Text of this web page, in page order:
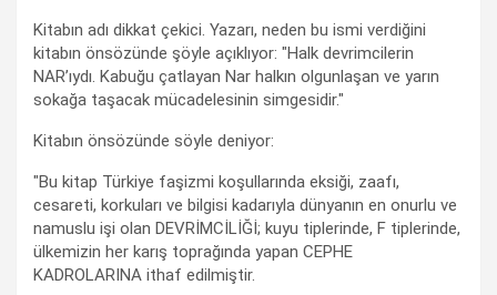
Kitabın adı dikkat çekici. Yazarı, neden bu ismi verdiğini
kitabın önsözünde şöyle açıklıyor: "Halk devrimcilerin
NAR’ıydı. Kabuğu çatlayan Nar halkın olgunlaşan ve yarın
sokağa taşacak mücadelesinin simgesidir."
Kitabın önsözünde söyle deniyor:
"Bu kitap Türkiye faşizmi koşullarında eksiği, zaafı,
cesareti, korkuları ve bilgisi kadarıyla dünyanın en onurlu ve
namuslu işi olan DEVRİMCİLİĞİ; kuyu tiplerinde, F tiplerinde,
ülkemizin her karış toprağında yapan CEPHE
KADROLARINA ithaf edilmiştir.